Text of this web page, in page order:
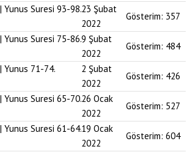
Yunus Suresi 93-98.23 Şubat
2022
Gösterim: 357
Yunus Suresi 75-86.9 Şubat
2022
Gösterim: 484
Yunus 71-74.
2 Şubat
2022
Gösterim: 426
Yunus Suresi 65-70.26 Ocak
2022
Gösterim: 527
Yunus Suresi 61-64.19 Ocak
2022
Gösterim: 604